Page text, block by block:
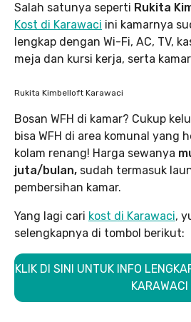
Salah satunya seperti Rukita
Kost di Karawaci ini kamarnya
lengkap dengan Wi-Fi, AC, TV,
meja dan kursi kerja, serta
Rukita Kimbelloft Karawaci
Bosan WFH di kamar? Cukup
bisa WFH di area komunal yang
kolam renang! Harga sewanya
juta/bulan, sudah termasuk
pembersihan kamar.
Yang lagi cari kost di Karawaci,
selengkapnya di tombol berikut:
KLIK DI SINI UNTUK INFO
KARAWACI